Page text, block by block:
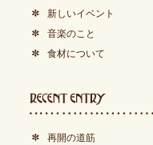
新しいイベント
音楽のこと
食材について
再開の道筋